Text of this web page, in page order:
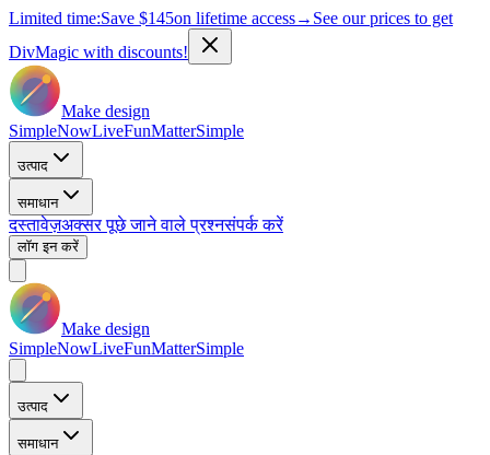
Limited time:Save $145on lifetime access→ See our prices to get
DivMagic with discounts!
Make design
SimpleNowLiveFunMatterSimple
उत्पाद
समाधान
दस्तावेज़अक्सर पूछे जाने वाले प्रश्नसंपर्क करें
लॉग इन करें
Make design
SimpleNowLiveFunMatterSimple
उत्पाद
समाधान